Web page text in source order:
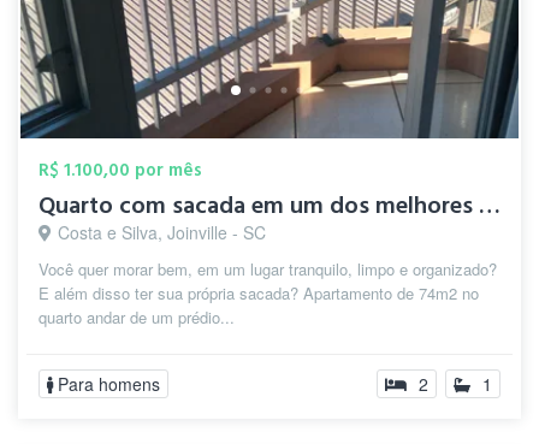
R$ 1.100,00 por mês
Quarto com sacada em um dos melhores bai...
Costa e Silva, Joinville - SC
Você quer morar bem, em um lugar tranquilo, limpo e organizado?
E além disso ter sua própria sacada? Apartamento de 74m2 no
quarto andar de um prédio...
Para homens 2 1